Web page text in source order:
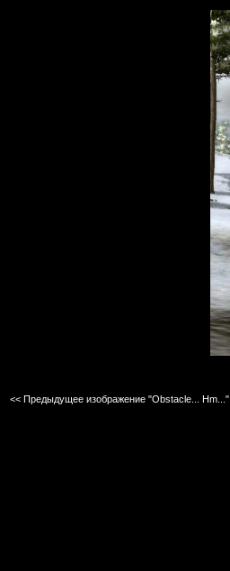
<< Предыдущее изображение "Obstacle... Hm..."